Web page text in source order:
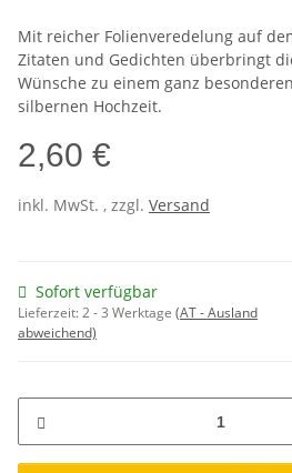
Mit reicher Folienveredelung auf
Zitaten und Gedichten überbringt
Wünsche zu einem ganz
silbernen Hochzeit.
2,60 €
inkl. MwSt. , zzgl. Versand
Sofort verfügbar
Lieferzeit:2 - 3 Werktage (AT - Ausland
abweichend)